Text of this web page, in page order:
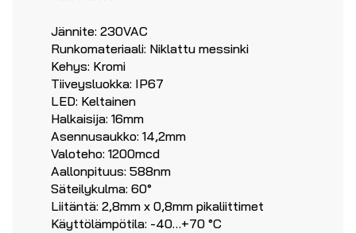
Jännite: 230VAC
Runkomateriaali: Niklattu messinki
Kehys: Kromi
Tiiveysluokka: IP67
LED: Keltainen
Halkaisija: 16mm
Asennusaukko: 14,2mm
Valoteho: 1200mcd
Aallonpituus: 588nm
Säteilykulma: 60°
Liitäntä: 2,8mm x 0,8mm pikaliittimet
Käyttölämpötila: -40…+70 °C